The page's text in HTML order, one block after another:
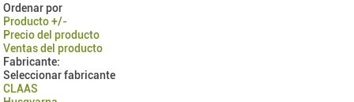
Ordenar por
Producto +/-
Precio del producto
Ventas del producto
Fabricante:
Seleccionar fabricante
CLAAS